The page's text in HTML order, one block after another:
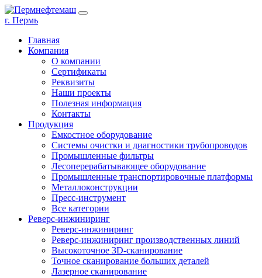
г. Пермь
Главная
Компания
О компании
Сертификаты
Реквизиты
Наши проекты
Полезная информация
Контакты
Продукция
Емкостное оборудование
Системы очистки и диагностики трубопроводов
Промышленные фильтры
Лесоперерабатывающее оборудование
Промышленные транспортировочные платформы
Металлоконструкции
Пресс-инструмент
Все категории
Реверс-инжиниринг
Реверс-инжиниринг
Реверс-инжиниринг производственных линий
Высокоточное 3D-сканирование
Точное сканирование больших деталей
Лазерное сканирование